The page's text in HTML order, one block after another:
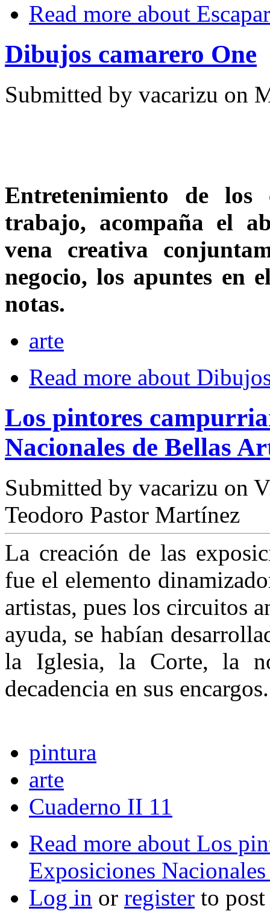
Read more about
Dibujos camarero One
Submitted by vacarizu on
Entretenimiento de los
trabajo, acompaña el
vena creativa
negocio, los apuntes en
notas.
arte
Read more about
Los pintores
Nacionales de Bellas
Submitted by vacarizu on
Teodoro Pastor Martínez
La creación de las
fue el elemento
artistas, pues los circuitos
ayuda, se habían
la Iglesia, la Corte, la
decadencia en sus encargos.
pintura
arte
Cuaderno II 11
Read more about Los
Exposiciones
Log in or register to